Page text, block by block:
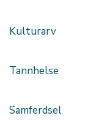
Kulturarv
Tannhelse
Samferdsel